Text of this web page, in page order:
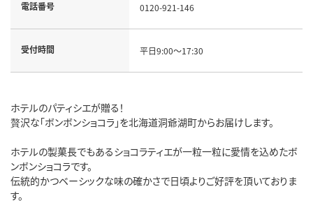
電話番号 0120-921-146
受付時間 平日9:00～17:30
ホテルのパティシエが贈る！
贅沢な「ボンボンショコラ」を北海道洞爺湖町からお届けします。
ホテルの製菓長でもあるショコラティエが一粒一粒に愛情を込めたボ
ンボンショコラです。
伝統的かつベーシックな味の確かさで日頃よりご好評を頂いておりま
す。